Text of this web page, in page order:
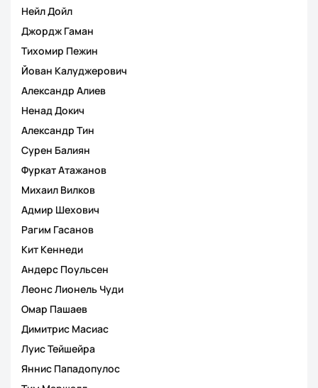
Нейл Дойл
Джордж Гаман
Тихомир Пежин
Йован Калуджерович
Александр Алиев
Ненад Докич
Александр Тин
Сурен Балиян
Фуркат Атажанов
Михаил Вилков
Адмир Шехович
Рагим Гасанов
Кит Кеннеди
Андерс Поульсен
Леонс Лионель Чуди
Омар Пашаев
Димитрис Масиас
Луис Тейшейра
Яннис Пападопулос